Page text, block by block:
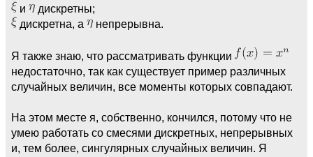
и
дискретны;
дискретна, а
непрерывна.
Я также знаю, что рассматривать функции
недостаточно, так как существует пример различных
случайных величин, все моменты которых совпадают.
На этом месте я, собственно, кончился, потому что не
умею работать со смесями дискретных, непрерывных
и, тем более, сингулярных случайных величин. Я